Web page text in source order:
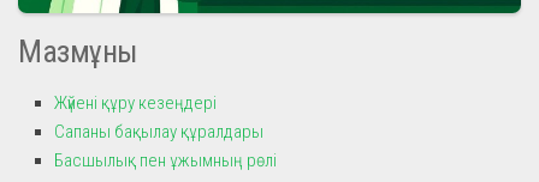
Мазмұны
Жүйені құру кезеңдері
Сапаны бақылау құралдары
Басшылық пен ұжымның рөлі